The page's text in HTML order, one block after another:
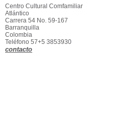
Centro Cultural Comfamiliar
Atlántico
Carrera 54 No. 59-167
Barranquilla
Colombia
Teléfono 57+5 3853930
contacto